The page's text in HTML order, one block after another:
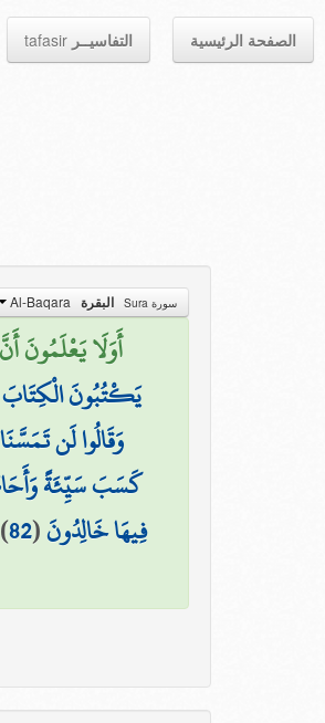
tafasir التفاسيــر الصفحة الرئيسية
سورة Sura البقرة
أَوَلَا يَعْلَمُونَ
يَكْتُبُونَ الْكِتَابَ
وَقَالُوا لَن
كَسَبَ سَيِّئَةً
فِيهَا خَالِدُونَ(
82